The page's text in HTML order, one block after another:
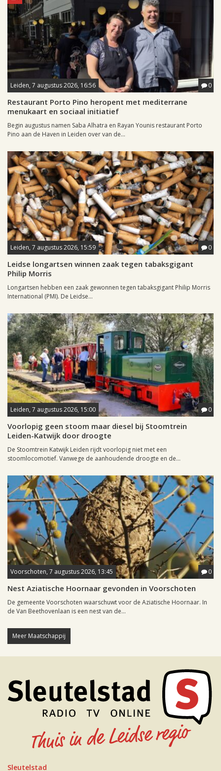
Leiden, 7 augustus 2026, 16:56 0
Restaurant Porto Pino heropent met mediterrane
menukaart en sociaal initiatief
Begin augustus namen Saba Alhatra en Rayan Younis restaurant Porto
Pino aan de Haven in Leiden over van de...
Leiden, 7 augustus 2026, 15:59 0
Leidse longartsen winnen zaak tegen tabaksgigant
Philip Morris
Longartsen hebben een zaak gewonnen tegen tabaksgigant Philip Morris
International (PMI). De Leidse...
Leiden, 7 augustus 2026, 15:00 0
Voorlopig geen stoom maar diesel bij Stoomtrein
Leiden-Katwijk door droogte
De Stoomtrein Katwijk Leiden rijdt voorlopig niet met een
stoomlocomotief. Vanwege de aanhoudende droogte en de...
Voorschoten, 7 augustus 2026, 13:45 0
Nest Aziatische Hoornaar gevonden in Voorschoten
De gemeente Voorschoten waarschuwt voor de Aziatische Hoornaar. In
de Van Beethovenlaan is een nest van de...
Meer Maatschappij
Sleutelstad